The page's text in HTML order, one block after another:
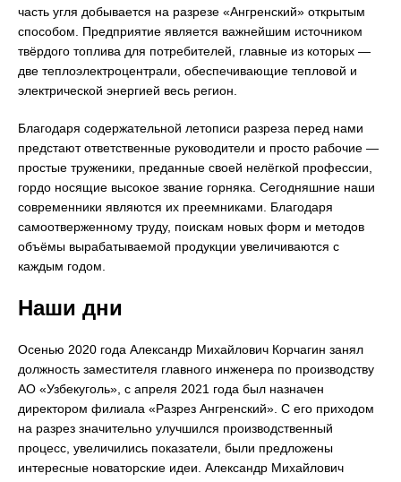
часть угля добывается на разрезе «Ангренский» открытым
способом. Предприятие является важнейшим источником
твёрдого топлива для потребителей, главные из которых —
две теплоэлектроцентрали, обеспечивающие тепловой и
электрической энергией весь регион.
Благодаря содержательной летописи разреза перед нами
предстают ответственные руководители и просто рабочие —
простые труженики, преданные своей нелёгкой профессии,
гордо носящие высокое звание горняка. Сегодняшние наши
современники являются их преемниками. Благодаря
самоотверженному труду, поискам новых форм и методов
объёмы вырабатываемой продукции увеличиваются с
каждым годом.
Наши дни
Осенью 2020 года Александр Михайлович Корчагин занял
должность заместителя главного инженера по производству
АО «Узбекуголь», с апреля 2021 года был назначен
директором филиала «Разрез Ангренский». С его приходом
на разрез значительно улучшился производственный
процесс, увеличились показатели, были предложены
интересные новаторские идеи. Александр Михайлович